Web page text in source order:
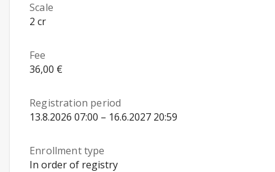
Scale
2 cr
Fee
36,00 €
Registration period
13.8.2026 07:00 – 16.6.2027 20:59
Enrollment type
In order of registry